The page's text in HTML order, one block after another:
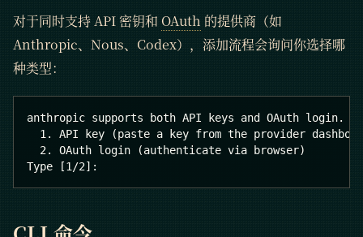
对于同时支持 API 密钥和 OAuth 的提供商（如
Anthropic、Nous、Codex），添加流程会询问你选择哪
种类型：
anthropic supports both API keys and OAuth login.
1. API key (paste a key from the provider
  2. OAuth login (authenticate via browser)
Type [1/2]: